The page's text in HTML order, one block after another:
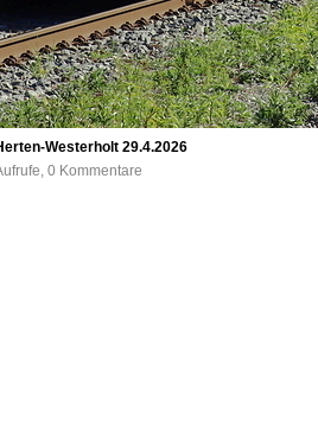
Westerholt 29.4.2026
0 Kommentare